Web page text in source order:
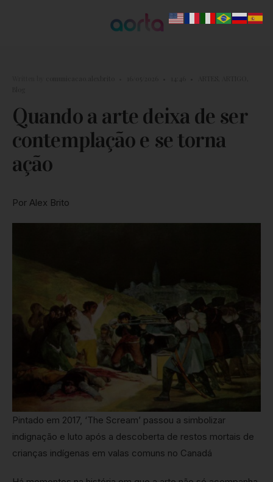
Quando a arte deixa de ser
contemplação e se torna
ação
Por Alex Brito
Pintado em 2017, ‘The Scream’ passou a simbolizar
indignação e luto após a descoberta de restos mortais de
crianças indígenas em valas comuns no Canadá